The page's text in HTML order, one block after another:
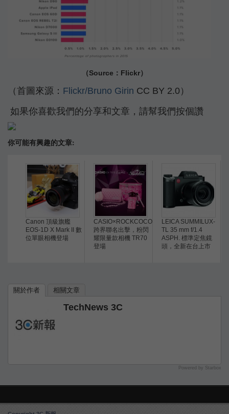
（Source：Flickr）
（首圖來源： Flickr/Bruno Girin CC BY 2.0）
如果你喜歡我們的分享和文章，請幫我們按個讚
你可能有興趣的文章:
Canon 頂級旗艦
EOS-1D X Mark II 數
位單眼相機登場
CASIO×ROCKCOCO
跨界聯名出擊，粉閃
耀限量款相機 TR70
登場
LEICA SUMMILUX-
TL 35 mm f/1.4
ASPH. 標準定焦鏡
頭，全新在台上市
關於作者 相關文章
TechNews 3C
Powered by Starbox